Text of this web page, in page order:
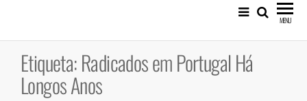
MENU
Etiqueta:Radicados em Portugal Há
Longos Anos